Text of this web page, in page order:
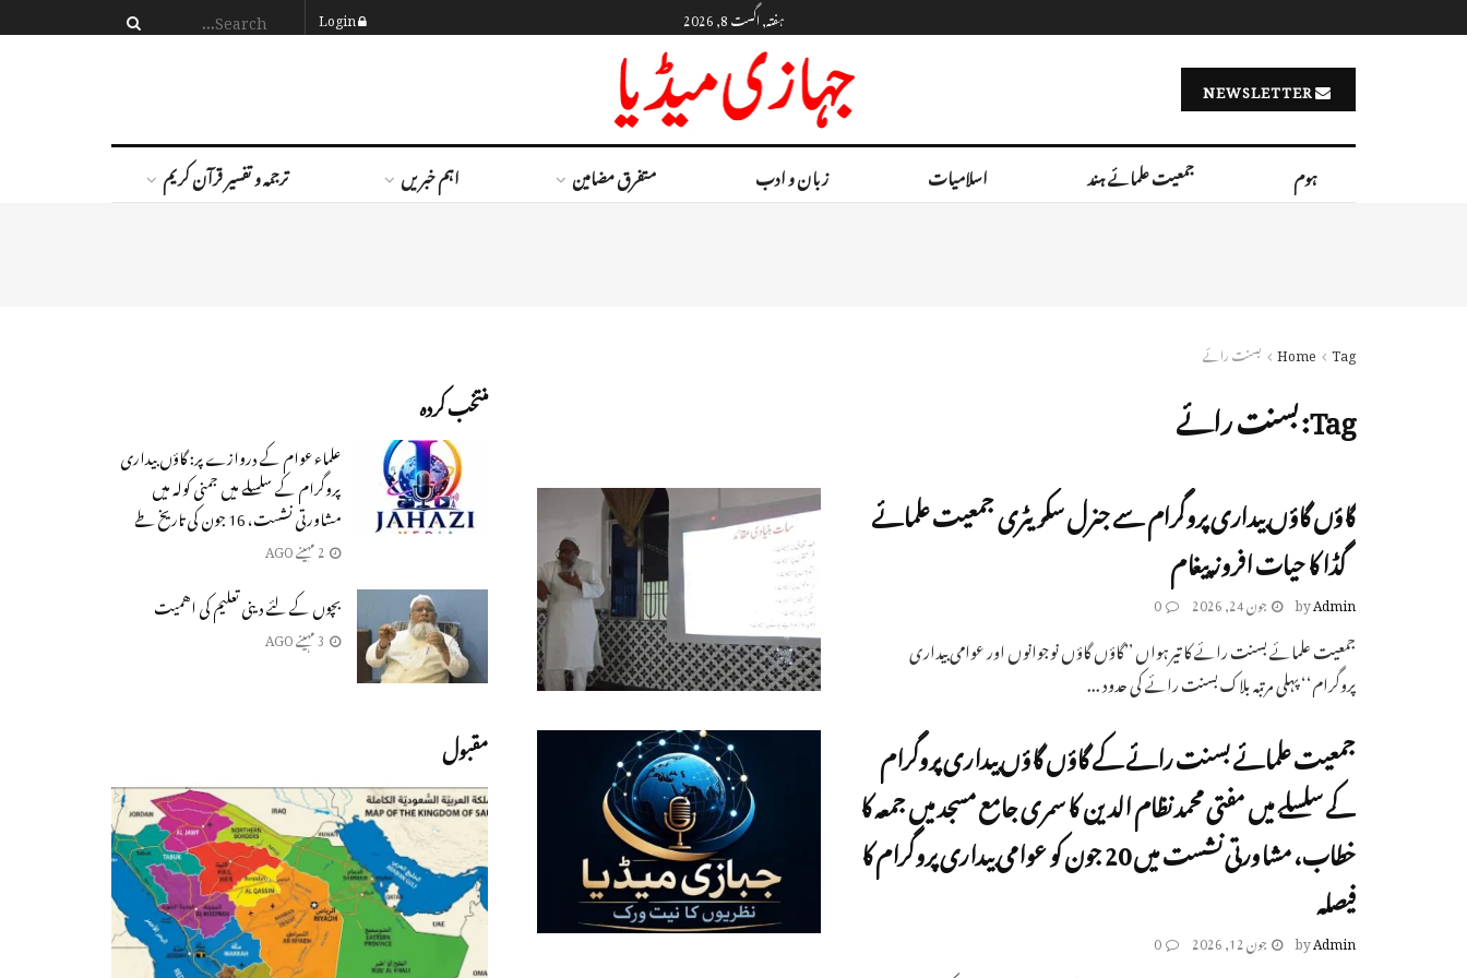
ہفتہ, اگست 8, 2026 Login
ہوم جمعیت علمائے ہند اسلامیات زبان و ادب متفرق مضامین اہم خبریں ترجمہ و تفسیر قرآن کریم
Home Tag بسنت رائے
Tag:بسنت رائے
گاؤں گاؤں بیداری پروگرام سے جنرل سکریٹری جمعیت علمائے
گڈا کا حیات افروز پیغام
byAdmin جون 24, 2026
جمعیت علمائے بسنت رائے کا تیرہواں ’’گاؤں گاؤں نوجوانوں اور عوامی بیداری
پروگرام‘‘ پہلی مرتبہ بلاک بسنت رائے کی حدود ...
جمعیت علمائے بسنت رائے کے گاؤں گاؤں بیداری پروگرام
کے سلسلے میں مفتی محمد نظام الدین کا سمری جامع مسجد میں جمعہ کا
خطاب، مشاورتی نشست میں 20 جون کو عوامی بیداری پروگرام کا
فیصلہ
byAdmin جون 12, 2026
منتخب کردہ
علماء عوام کے دروازے پر: گاؤں بیداری
پروگرام کے سلسلے میں جمنی کولہ میں
مشاورتی نشست، 16 جون کی تاریخ طے
بچوں كے لئے دینی تعلیم كی اهمیت
مقبول